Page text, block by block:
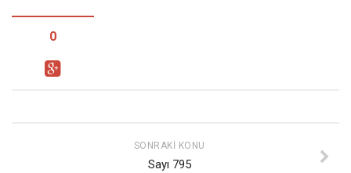
0
SONRAKI KONU
Sayı 795